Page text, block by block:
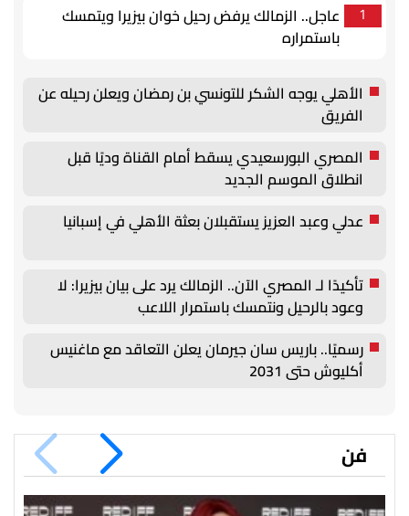
1
عاجل.. الزمالك يرفض رحيل خوان بيزيرا ويتمسك
باستمراره
الأهلي يوجه الشكر للتونسي بن رمضان ويعلن رحيله عن
الفريق
المصري البورسعيدي يسقط أمام القناة وديًا قبل
انطلاق الموسم الجديد
عدلي وعبد العزيز يستقبلان بعثة الأهلي في إسبانيا
تأكيدًا لـ المصري الآن.. الزمالك يرد على بيان بيزيرا: لا
وعود بالرحيل ونتمسك باستمرار اللاعب
رسميًا.. باريس سان جيرمان يعلن التعاقد مع ماغنيس
أكليوش حتى 2031
فن